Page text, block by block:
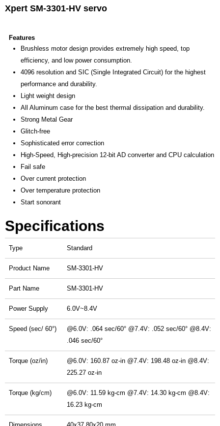
EAN code
799666522260
XPESM3301
Bruto gewicht
0,30 Kg
Xpert SM-3301-HV servo
Features
Brushless motor design provides extremely high speed, top
efficiency, and low power consumption.
4096 resolution and SIC (Single Integrated Circuit) for the highest
performance and durability.
Light weight design
All Aluminum case for the best thermal dissipation and durability.
Strong Metal Gear
Glitch-free
Sophisticated error correction
High-Speed, High-precision 12-bit AD converter and CPU calculation
Fail safe
Over current protection
Over temperature protection
Start sonorant
Specifications
Type Standard
Product Name SM-3301-HV
Part Name SM-3301-HV
Power Supply 6.0V~8.4V
Speed (sec/ 60°)
@6.0V: .064 sec/60° @7.4V: .052 sec/60° @8.4V:
.046 sec/60°
Torque (oz/in)
@6.0V: 160.87 oz-in @7.4V: 198.48 oz-in @8.4V:
225.27 oz-in
Torque (kg/cm)
@6.0V: 11.59 kg-cm @7.4V: 14.30 kg-cm @8.4V:
16.23 kg-cm